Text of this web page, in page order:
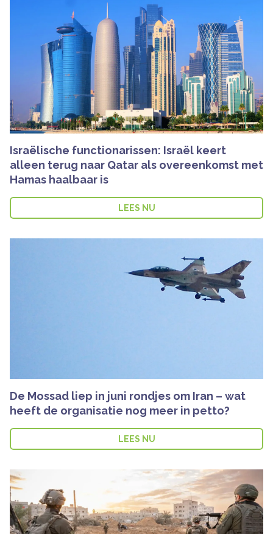
Israëlische functionarissen: Israël keert
alleen terug naar Qatar als overeenkomst met
Hamas haalbaar is
LEES NU
De Mossad liep in juni rondjes om Iran – wat
heeft de organisatie nog meer in petto?
LEES NU